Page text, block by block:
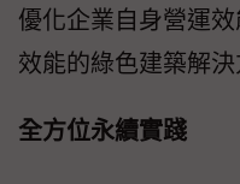
優化企業自身營運
效能的綠色建築解決
全方位永續實踐